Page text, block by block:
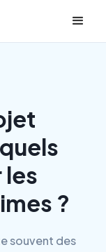
les
?
souvent des